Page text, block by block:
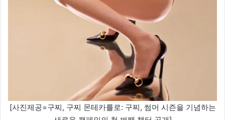
[사진제공=구찌, 구찌 몬테카를로: 구찌, 썸머 시즌을 기념하는